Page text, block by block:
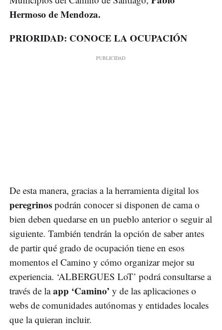
Hermoso de Mendoza.
PRIORIDAD: CONOCE LA OCUPACIÓN
De esta manera, gracias a la herramienta digital los
peregrinos podrán conocer si disponen de cama o
bien deben quedarse en un pueblo anterior o seguir al
siguiente. También tendrán la opción de saber antes
de partir qué grado de ocupación tiene en esos
momentos el Camino y cómo organizar mejor su
experiencia. ‘ALBERGUES LoT’ podrá consultarse a
través de laapp ‘Camino’ y de las aplicaciones o
webs de comunidades autónomas y entidades locales
que la quieran incluir.